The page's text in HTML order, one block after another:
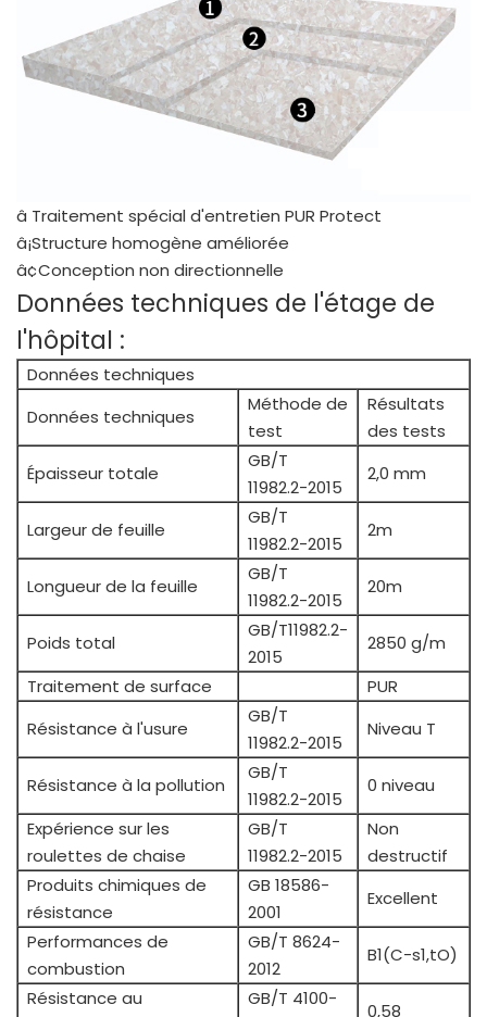
â Traitement spécial d'entretien PUR Protect
â¡Structure homogène améliorée
â¢Conception non directionnelle
Données techniques de l'étage de
l'hôpital :
Données techniques
Données techniques
Méthode de
test
Résultats
des tests
Épaisseur totale
GB/T
11982.2-2015
2,0 mm
Largeur de feuille
GB/T
11982.2-2015
2m
Longueur de la feuille
GB/T
11982.2-2015
20m
Poids total
GB/T11982.2-
2015
2850 g/m
Traitement de surface
PUR
Résistance à l'usure
GB/T
11982.2-2015
Niveau T
Résistance à la pollution
GB/T
11982.2-2015
0 niveau
Expérience sur les
roulettes de chaise
GB/T
11982.2-2015
Non
destructif
Produits chimiques de
résistance
GB 18586-
2001
Excellent
Performances de
combustion
GB/T 8624-
2012
B1(C-s1,tO)
Résistance au
GB/T 4100-
0,58